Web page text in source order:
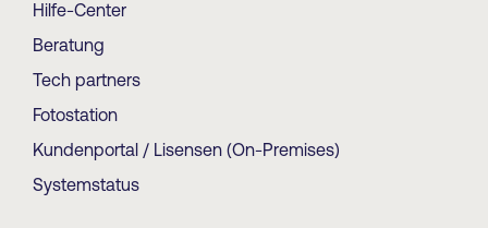
Hilfe-Center
Beratung
Tech partners
Fotostation
Kundenportal / Lisensen (On-Premises)
Systemstatus